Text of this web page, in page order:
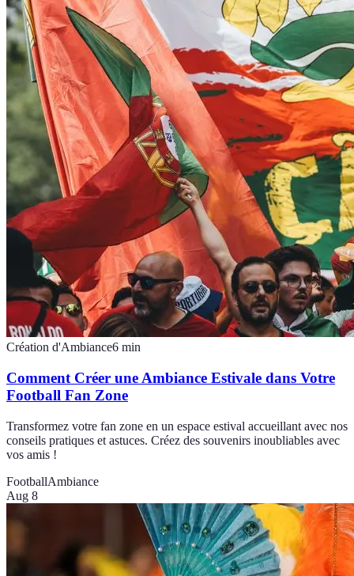
Création d'Ambiance6 min
Comment Créer une Ambiance Estivale dans Votre
Football Fan Zone
Transformez votre fan zone en un espace estival accueillant avec nos
conseils pratiques et astuces. Créez des souvenirs inoubliables avec
vos amis !
FootballAmbiance
Aug 8